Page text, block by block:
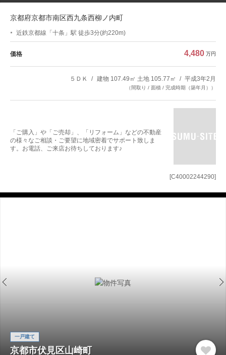
[C40002244290]
京都府京都市南区西九条西柳ノ内町
近鉄京都線「十条」駅 徒歩3分(約220m)
価格 4,480 万円
５ＤＫ 建物 107.49㎡ 土地 105.77㎡ 平成3年2月
（間取り / 面積 / 完成時期（築年月））
「ご購入」や「ご売却」、「リフォーム」などの不動産
の様々なご相談・ご要望に地域密着でサポート致しま
す。お電話、ご来店お待ちしております♪
一戸建て
京都市伏見区山崎町